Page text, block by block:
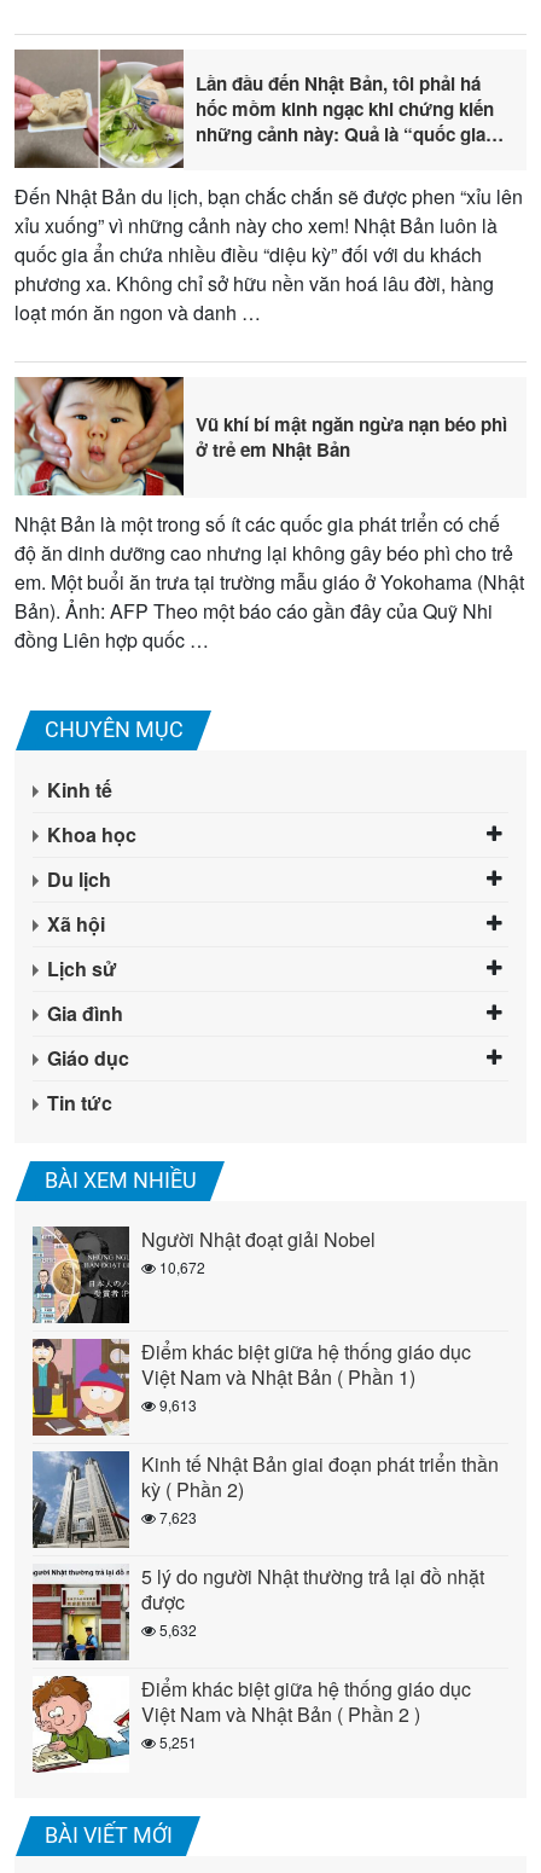
Lần đầu đến Nhật Bản, tôi phải há
hốc mồm kinh ngạc khi chứng kiến
những cảnh này: Quả là “quốc gia
Đến Nhật Bản du lịch, bạn chắc chắn sẽ được phen “xỉu lên
xỉu xuống” vì những cảnh này cho xem! Nhật Bản luôn là
quốc gia ẩn chứa nhiều điều “diệu kỳ” đối với du khách
phương xa. Không chỉ sở hữu nền văn hoá lâu đời, hàng
loạt món ăn ngon và danh …
Vũ khí bí mật ngăn ngừa nạn béo phì
ở trẻ em Nhật Bản
Nhật Bản là một trong số ít các quốc gia phát triển có chế
độ ăn dinh dưỡng cao nhưng lại không gây béo phì cho trẻ
em. Một buổi ăn trưa tại trường mẫu giáo ở Yokohama (Nhật
Bản). Ảnh: AFP Theo một báo cáo gần đây của Quỹ Nhi
đồng Liên hợp quốc …
CHUYÊN MỤC
Kinh tế
Khoa học
Du lịch
Xã hội
Lịch sử
Gia đình
Giáo dục
Tin tức
BÀI XEM NHIỀU
Người Nhật đoạt giải Nobel
10,672
Điểm khác biệt giữa hệ thống giáo dục
Việt Nam và Nhật Bản ( Phần 1)
9,613
Kinh tế Nhật Bản giai đoạn phát triển thần
kỳ ( Phần 2)
7,623
5 lý do người Nhật thường trả lại đồ nhặt
được
5,632
Điểm khác biệt giữa hệ thống giáo dục
Việt Nam và Nhật Bản ( Phần 2 )
5,251
BÀI VIẾT MỚI